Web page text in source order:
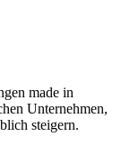
made in
Unternehmen,
steigern.